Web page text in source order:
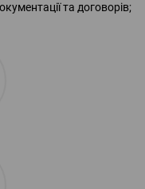
та договорів;